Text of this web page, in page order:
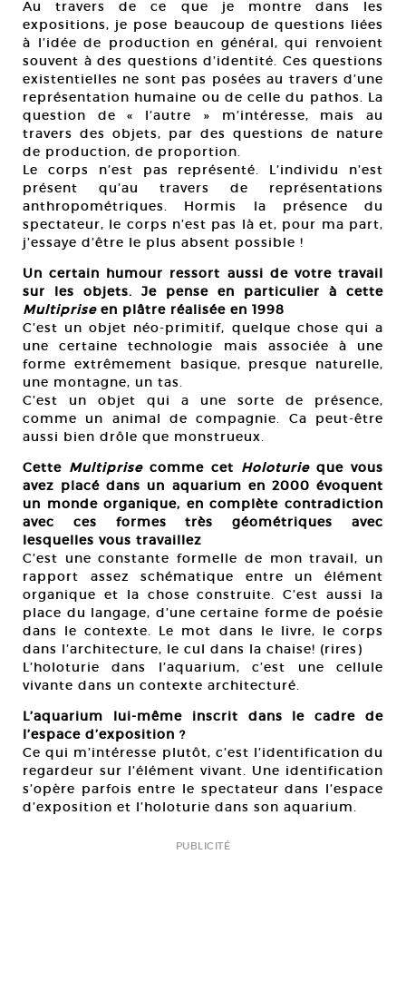
Au travers de ce que je montre dans les
expositions, je pose beaucoup de questions liées
à l’idée de production en général, qui renvoient
souvent à des questions d’identité. Ces questions
existentielles ne sont pas posées au travers d’une
représentation humaine ou de celle du pathos. La
question de « l’autre » m’intéresse, mais au
travers des objets, par des questions de nature
de production, de proportion.
Le corps n’est pas représenté. L’individu n’est
présent qu’au travers de représentations
anthropométriques. Hormis la présence du
spectateur, le corps n’est pas là et, pour ma part,
j’essaye d’être le plus absent possible !
Un certain humour ressort aussi de votre travail
sur les objets. Je pense en particulier à cette
Multipriseen plâtre réalisée en 1998
C’est un objet néo-primitif, quelque chose qui a
une certaine technologie mais associée à une
forme extrêmement basique, presque naturelle,
une montagne, un tas.
C’est un objet qui a une sorte de présence,
comme un animal de compagnie. Ca peut-être
aussi bien drôle que monstrueux.
Cette Multiprisecomme cet Holoturieque vous
avez placé dans un aquarium en 2000 évoquent
un monde organique, en complète contradiction
avec ces formes très géométriques avec
lesquelles vous travaillez
C’est une constante formelle de mon travail, un
rapport assez schématique entre un élément
organique et la chose construite. C’est aussi la
place du langage, d’une certaine forme de poésie
dans le contexte. Le mot dans le livre, le corps
dans l’architecture, le cul dans la chaise! (rires)
L’holoturie dans l’aquarium, c’est une cellule
vivante dans un contexte architecturé.
L’aquarium lui-même inscrit dans le cadre de
l’espace d’exposition ?
Ce qui m’intéresse plutôt, c’est l’identification du
regardeur sur l’élément vivant. Une identification
s’opère parfois entre le spectateur dans l’espace
d’exposition et l’holoturie dans son aquarium.
PUBLICITÉ